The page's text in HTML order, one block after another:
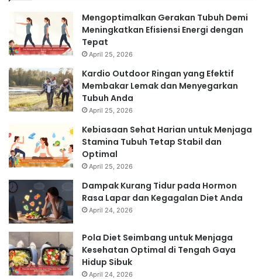
Mengoptimalkan Gerakan Tubuh Demi
Meningkatkan Efisiensi Energi dengan
Tepat
April 25, 2026
Kardio Outdoor Ringan yang Efektif
Membakar Lemak dan Menyegarkan
Tubuh Anda
April 25, 2026
Kebiasaan Sehat Harian untuk Menjaga
Stamina Tubuh Tetap Stabil dan
Optimal
April 25, 2026
Dampak Kurang Tidur pada Hormon
Rasa Lapar dan Kegagalan Diet Anda
April 24, 2026
Pola Diet Seimbang untuk Menjaga
Kesehatan Optimal di Tengah Gaya
Hidup Sibuk
April 24, 2026